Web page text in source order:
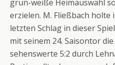
grün-weiße Heimauswahl
erzielen. M. Fließbach holte
letzten Schlag in dieser
mit seinem 24. Saisontor
sehenswerte 5:2 durch